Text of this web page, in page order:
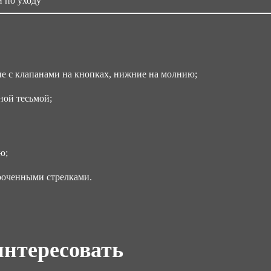
с клапанами на кнопках, нижние на молнию;
тесьмой;
стрелками.